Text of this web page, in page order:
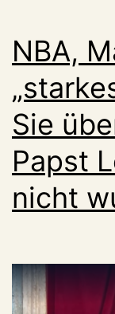
NBA,
Sie
Papst
nicht